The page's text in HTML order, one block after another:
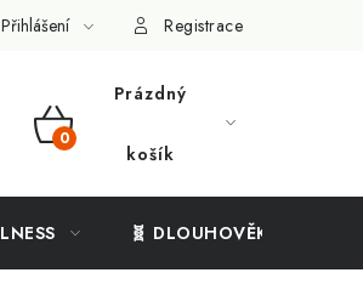
Přihlášení Registrace
NÁKUPNÍ
Prázdný
košík
🧬 DLOUHOVĚKOST